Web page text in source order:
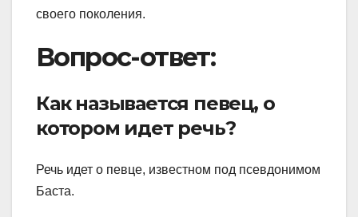
своего поколения.
Вопрос-ответ:
Как называется певец, о
котором идет речь?
Речь идет о певце, известном под псевдонимом
Баста.